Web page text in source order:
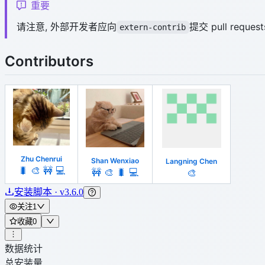
重要
请注意, 外部开发者应向 extern-contrib 提交 pull
Contributors
Zhu Chenrui
🐛 🎨 🚧 💻
Shan Wenxiao
🚧 🎨 🐛 💻
Langning Chen
🎨
安装脚本 · v3.6.0
关注1
收藏0
数据统计
总安装量